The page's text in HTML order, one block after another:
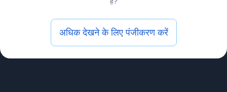
अधिक देखने के लिए पंजीकरण करें